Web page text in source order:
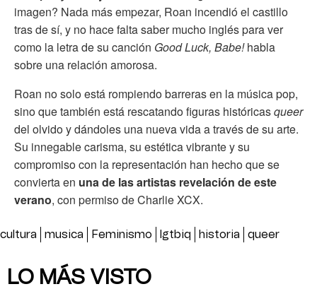
imagen? Nada más empezar, Roan incendió el castillo
tras de sí, y no hace falta saber mucho inglés para ver
como la letra de su canción Good Luck, Babe!habla
sobre una relación amorosa.
Roan no solo está rompiendo barreras en la música pop,
sino que también está rescatando figuras históricasqueer
del olvido y dándoles una nueva vida a través de su arte.
Su innegable carisma, su estética vibrante y su
compromiso con la representación han hecho que se
convierta en una de las artistas revelación de este
verano, con permiso de Charlie XCX.
cultura musica Feminismo lgtbiq historia queer
LO MÁS VISTO